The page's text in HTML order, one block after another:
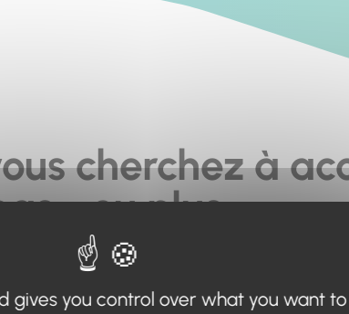
cherchez à
ou plus.
en haut de page, ou à utiliser le menu pour
Retour à l'accueil
gives you control over what you want